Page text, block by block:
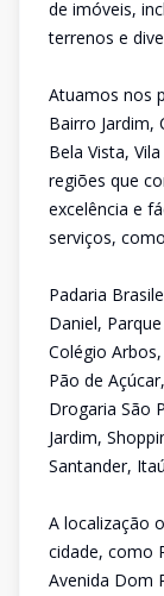
de imóveis,
terrenos e
Atuamos nos
Bairro Jardim,
Bela Vista,
regiões que
excelência e
serviços,
Padaria
Daniel,
Colégio
Pão de
Drogaria São
Jardim,
Santander,
A localização
cidade, como
Avenida Dom